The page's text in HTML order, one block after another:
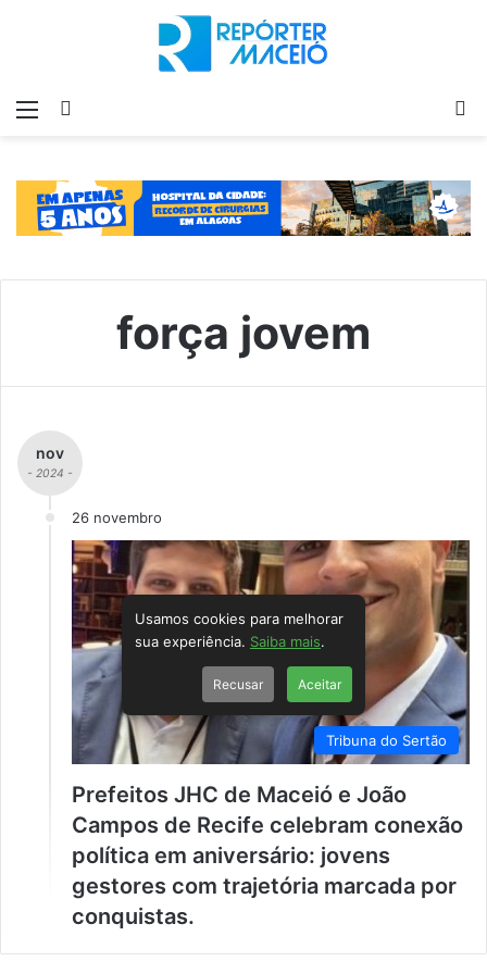
Menu
força jovem
nov
- 2024 -
26 novembro
Tribuna do Sertão
Prefeitos JHC de Maceió e João
Campos de Recife celebram conexão
política em aniversário: jovens
gestores com trajetória marcada por
conquistas.
Usamos cookies para melhorar
sua experiência. Saiba mais.
Recusar Aceitar